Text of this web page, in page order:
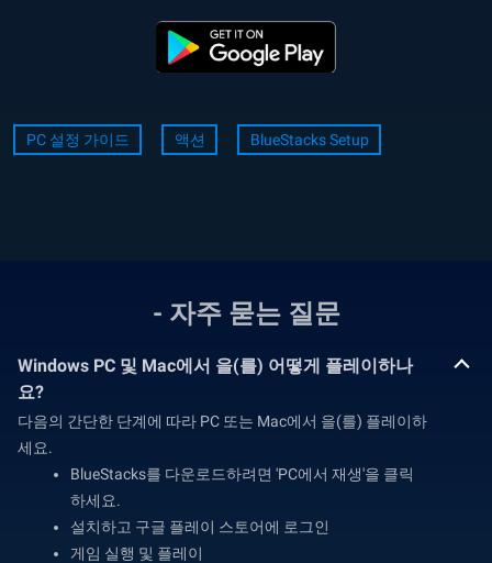
PC 설정 가이드 액션 BlueStacks Setup
- 자주 묻는 질문
Windows PC 및 Mac에서 을(를) 어떻게 플레이하나
요?
다음의 간단한 단계에 따라 PC 또는 Mac에서 을(를) 플레이하
세요.
BlueStacks를 다운로드하려면 'PC에서 재생'을 클릭
하세요.
설치하고 구글 플레이 스토어에 로그인
게임 실행 및 플레이